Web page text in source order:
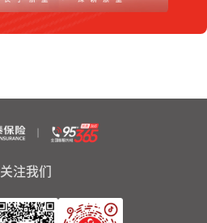
关注我们